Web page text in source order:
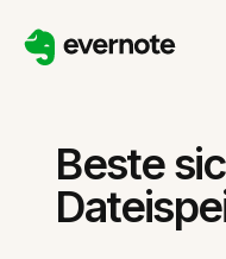
Beste